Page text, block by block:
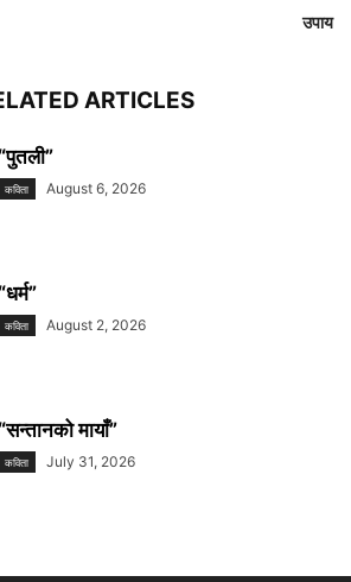
उपाय
ARTICLES
“पुतली”
कविता August 6, 2026
“धर्म”
कविता August 2, 2026
“सन्तानको मायाँ”
कविता July 31, 2026